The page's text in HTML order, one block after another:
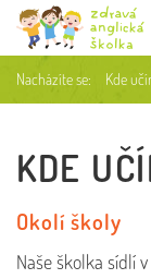
Nacházíte se: Kde
KDE
Okolí školy
Naše školka sídlí